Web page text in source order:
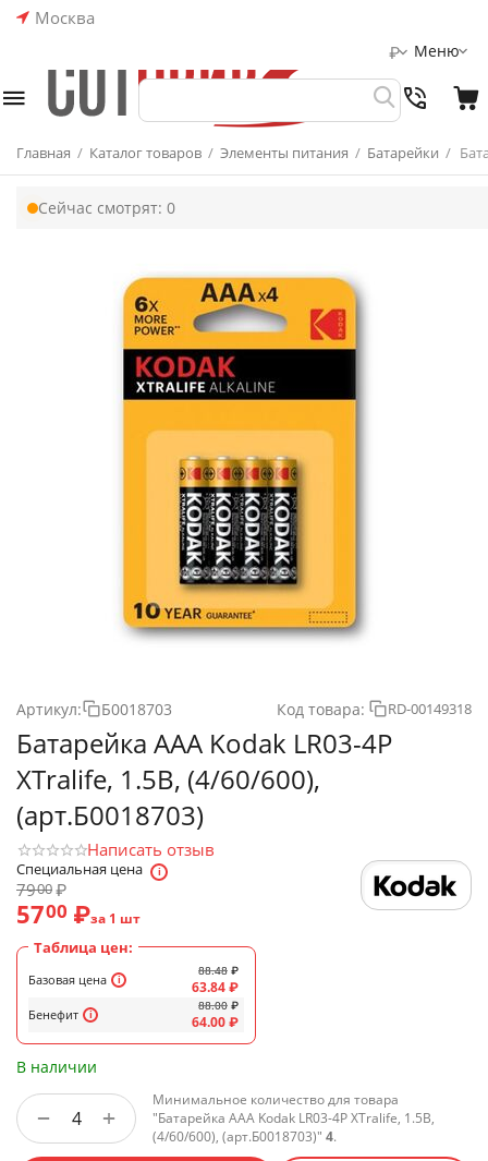
Москва
Меню
₽
Главная / Каталог товаров / Элементы питания / Батарейки /
Сейчас смотрят: 0
Артикул: Б0018703 Код товара: RD-00149318
Батарейка AAA Kodak LR03-4P
XTralife, 1.5B, (4/60/600),
(арт.Б0018703)
Написать отзыв
Специальная цена
7900₽
5700 ₽за 1 шт
Таблица цен:
Базовая цена
Бенефит
88.48 ₽
63.84₽
88.00 ₽
64.00₽
В наличии
+
−
Минимальное количество для товара
"Батарейка AAA Kodak LR03-4P XTralife, 1.5B,
(4/60/600), (арт.Б0018703)" 4.